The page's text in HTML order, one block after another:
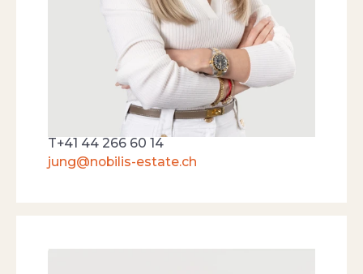
Liegenschaften zum Fundament
persönlicher Geschichten werden.
+41 41 709 00 16
T+41 44 266 60 14
jung@nobilis-estate.ch